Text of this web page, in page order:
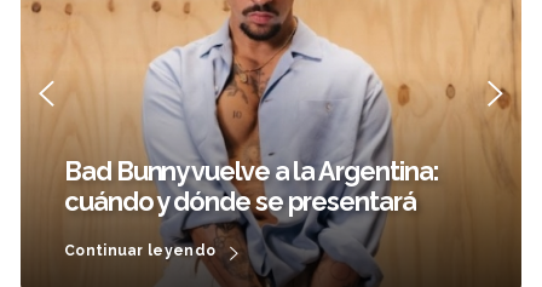
Luz Casal adelanta su
con una poderosa versión
Cambia"
Continuar leyendo